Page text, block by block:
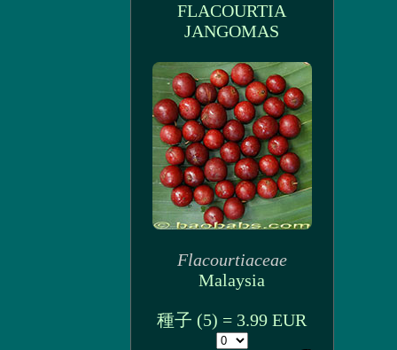
FLACOURTIA
JANGOMAS
Flacourtiaceae
Malaysia
種子 (5) = 3.99 EUR